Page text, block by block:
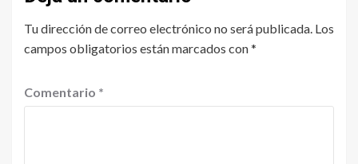
Tu dirección de correo electrónico no será publicada. Los
campos obligatorios están marcados con*
Comentario *